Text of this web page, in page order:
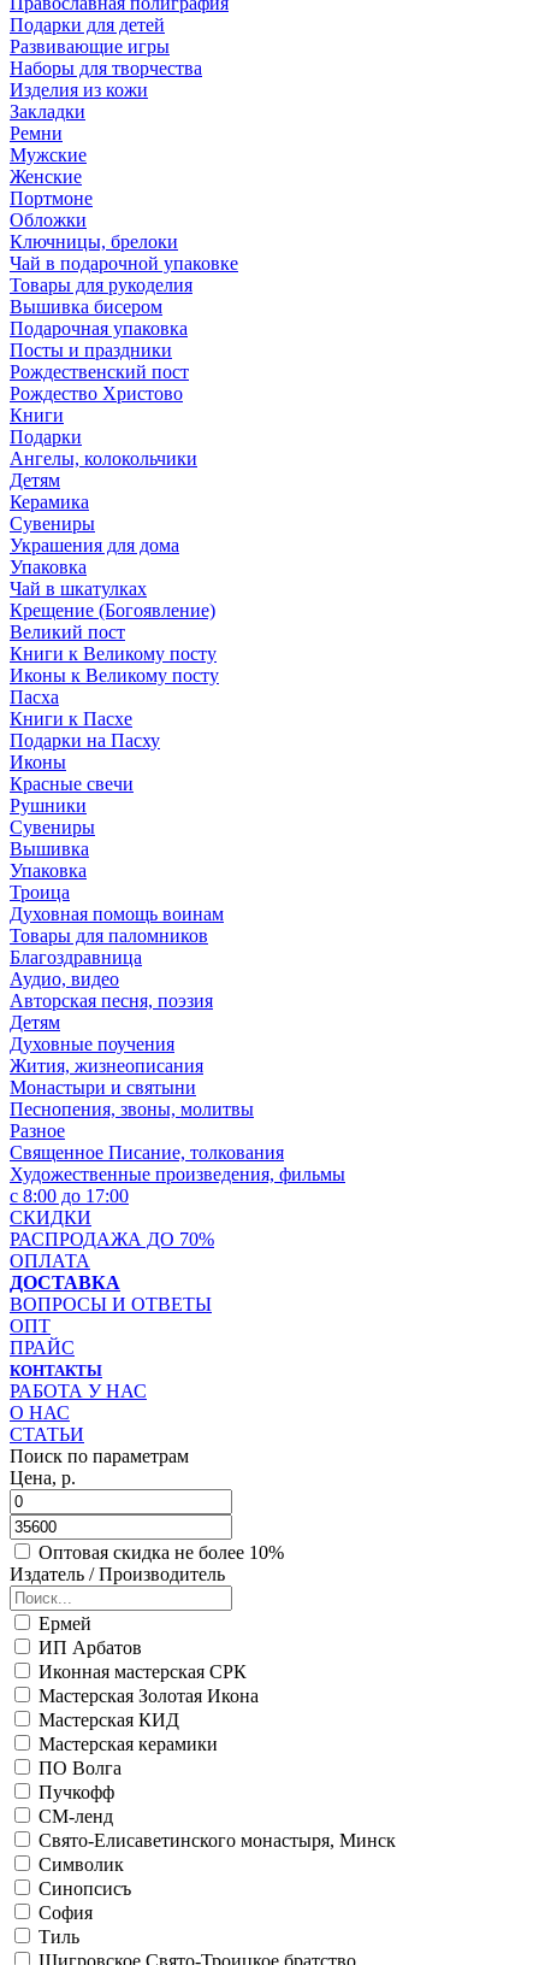
Подарки для детей
Развивающие игры
Наборы для творчества
Изделия из кожи
Закладки
Ремни
Мужские
Женские
Портмоне
Обложки
Ключницы, брелоки
Чай в подарочной упаковке
Товары для рукоделия
Вышивка бисером
Подарочная упаковка
Посты и праздники
Рождественский пост
Рождество Христово
Книги
Подарки
Ангелы, колокольчики
Детям
Керамика
Сувениры
Украшения для дома
Упаковка
Чай в шкатулках
Крещение (Богоявление)
Великий пост
Книги к Великому посту
Иконы к Великому посту
Пасха
Книги к Пасхе
Подарки на Пасху
Иконы
Красные свечи
Рушники
Сувениры
Вышивка
Упаковка
Троица
Духовная помощь воинам
Товары для паломников
Благоздравница
Аудио, видео
Авторская песня, поэзия
Детям
Духовные поучения
Жития, жизнеописания
Монастыри и святыни
Песнопения, звоны, молитвы
Разное
Священное Писание, толкования
Художественные произведения, фильмы
с 8:00 до 17:00
СКИДКИ
РАСПРОДАЖА ДО 70%
ОПЛАТА
ДОСТАВКА
ВОПРОСЫ И ОТВЕТЫ
ОПТ
ПРАЙС
КОНТАКТЫ
РАБОТА У НАС
О НАС
СТАТЬИ
Поиск по параметрам
Цена, р.
Оптовая скидка не более 10%
Издатель / Производитель
Ермей
ИП Арбатов
Иконная мастерская СРК
Мастерская Золотая Икона
Мастерская КИД
Мастерская керамики
ПО Волга
Пучкофф
СМ-ленд
Свято-Елисаветинского монастыря, Минск
Символик
Синопсисъ
София
Тиль
Щигровское Свято-Троицкое братство